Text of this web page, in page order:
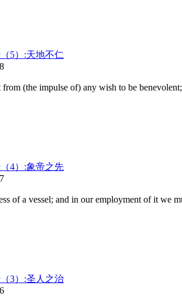
5）:天地不仁
from (the impulse of) any wish to be
4）:象帝之先
of a vessel; and in our employment of it we
3）:圣人之治